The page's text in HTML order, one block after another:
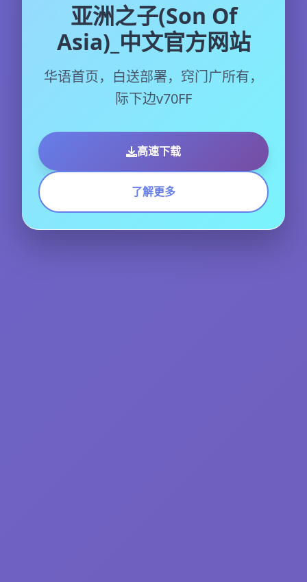
亚洲之子(Son Of
Asia)_中文官方网站
华语首页，白送部署，窍门广所有，
际下边v70FF
高速下载
了解更多